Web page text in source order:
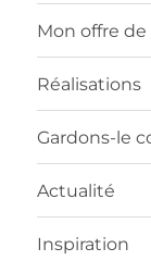
Mon offre de
Réalisations
Gardons-le
Actualité
Inspiration